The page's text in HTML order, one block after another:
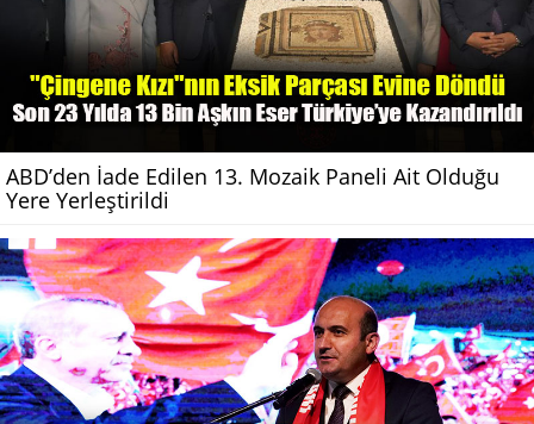
ABD’den İade Edilen 13. Mozaik Paneli Ait Olduğu
Yere Yerleştirildi